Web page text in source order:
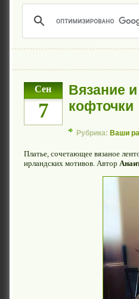
Сен
7
Вязание
кофточки
Рубрика: Ваши
Платье, сочетающее вязаное
ирландских мотивов. Автор